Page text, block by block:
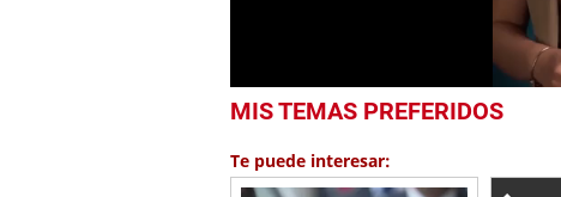
seconds
1
minute,
MIS TEMAS PREFERIDOS
Te puede interesar: